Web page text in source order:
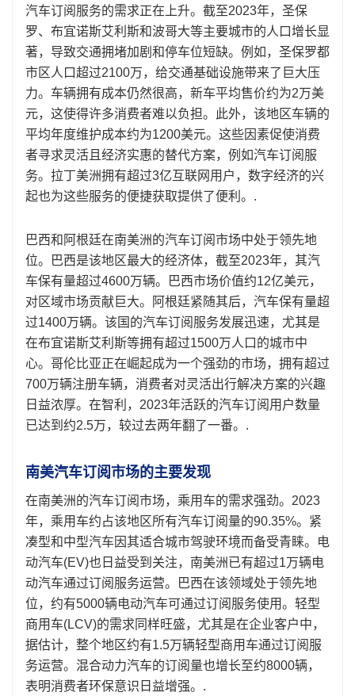
汽车订阅服务的需求正在上升。截至2023年，圣保
罗、布宜诺斯艾利斯和波哥大等主要城市的人口增长显
著，导致交通拥堵加剧和停车位短缺。例如，圣保罗都
市区人口超过2100万，给交通基础设施带来了巨大压
力。车辆拥有成本仍然很高，新车平均售价约为2万美
元，这使得许多消费者难以负担。此外，该地区车辆的
平均年度维护成本约为1200美元。这些因素促使消费
者寻求灵活且经济实惠的替代方案，例如汽车订阅服
务。拉丁美洲拥有超过3亿互联网用户，数字经济的兴
起也为这些服务的便捷获取提供了便利。.
巴西和阿根廷在南美洲的汽车订阅市场中处于领先地
位。巴西是该地区最大的经济体，截至2023年，其汽
车保有量超过4600万辆。巴西市场价值约12亿美元，
对区域市场贡献巨大。阿根廷紧随其后，汽车保有量超
过1400万辆。该国的汽车订阅服务发展迅速，尤其是
在布宜诺斯艾利斯等拥有超过1500万人口的城市中
心。哥伦比亚正在崛起成为一个强劲的市场，拥有超过
700万辆注册车辆，消费者对灵活出行解决方案的兴趣
日益浓厚。在智利，2023年活跃的汽车订阅用户数量
已达到约2.5万，较过去两年翻了一番。.
南美汽车订阅市场的主要发现
在南美洲的汽车订阅市场，乘用车的需求强劲。2023
年，乘用车约占该地区所有汽车订阅量的90.35%。紧
凑型和中型汽车因其适合城市驾驶环境而备受青睐。电
动汽车(EV)也日益受到关注，南美洲已有超过1万辆电
动汽车通过订阅服务运营。巴西在该领域处于领先地
位，约有5000辆电动汽车可通过订阅服务使用。轻型
商用车(LCV)的需求同样旺盛，尤其是在企业客户中，
据估计，整个地区约有1.5万辆轻型商用车通过订阅服
务运营。混合动力汽车的订阅量也增长至约8000辆，
表明消费者环保意识日益增强。.